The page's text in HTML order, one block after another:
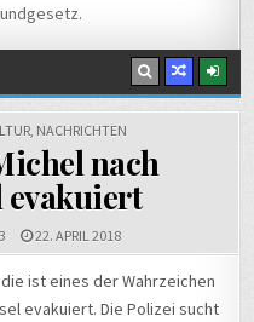
.
, NACHRICHTEN
nach
evakuiert
22. APRIL 2018
ist eines der Wahrzeichen
evakuiert. Die Polizei sucht